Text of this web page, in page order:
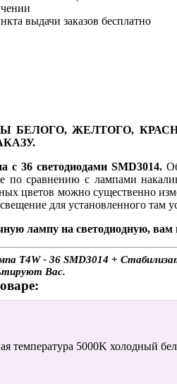
выдачи заказов бесплатно
БЕЛОГО, ЖЕЛТОГО,
c 36 светодиодами SMD3014.
по сравнению с лампами
цветов можно существенно
для установленного там
лампу на светодиодную, вам
T4W - 36 SMD3014 +
Вас.
температура 5000K холодный